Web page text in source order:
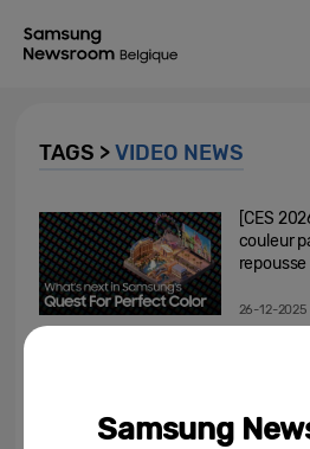
TAGS >VIDEO NEWS
[CES
couleur
26-12-2025
Samsung